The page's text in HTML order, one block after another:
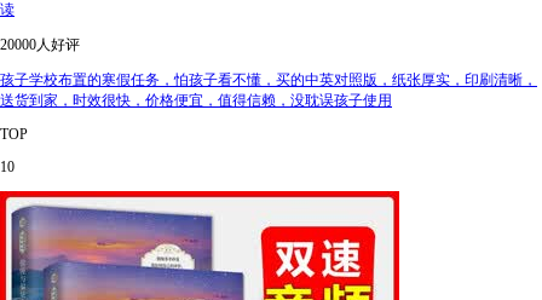
读
20000人好评
孩子学校布置的寒假任务，怕孩子看不懂，买的中英对照版，纸张厚实，印刷清晰，
送货到家，时效很快，价格便宜，值得信赖，没耽误孩子使用
TOP
10